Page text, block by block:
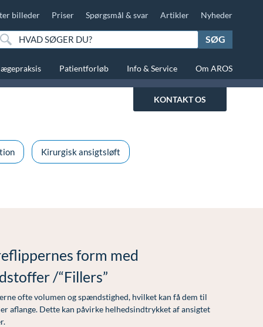
billeder Priser Spørgsmål & svar Artikler Nyheder
SØG
Patientforløb Info & Service Om AROS
KONTAKT OS
Kirurgisk ansigtsløft
form med
/“Fillers”
ofte volumen og spændstighed, hvilket kan få dem til
aflange. Dette kan påvirke helhedsindtrykket af ansigtet